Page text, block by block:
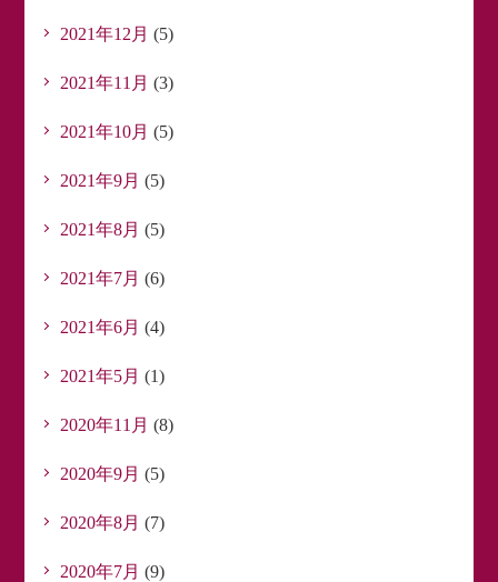
2021年12月 (5)
2021年11月 (3)
2021年10月 (5)
2021年9月 (5)
2021年8月 (5)
2021年7月 (6)
2021年6月 (4)
2021年5月 (1)
2020年11月 (8)
2020年9月 (5)
2020年8月 (7)
2020年7月 (9)